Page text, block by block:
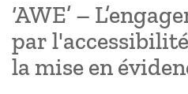
‘AWE’ –
par
la mise en